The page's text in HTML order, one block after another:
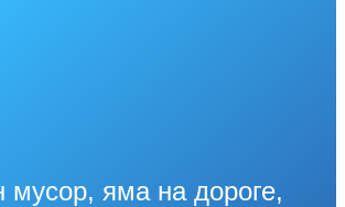
мусор, яма на дороге,